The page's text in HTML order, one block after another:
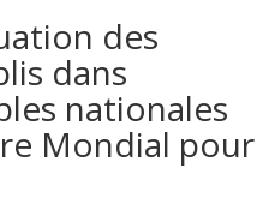
des
dans
nationales
Mondial pour